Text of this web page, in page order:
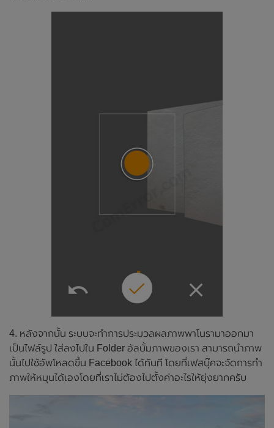
4. หลังจากนั้น ระบบจะทำการประมวลผลภาพพาโนรามาออกมา
เป็นไฟล์รูป ใส่ลงไปใน Folder อัลบั้มภาพของเรา สามารถนำภาพ
นั้นไปใช้อัพโหลดขึ้น Facebook ได้ทันที โดยที่เฟสบุ๊คจะจัดการทำ
ภาพให้หมุนได้เองโดยที่เราไม่ต้องไปตั้งค่าอะไรให้ยุ่งยากครับ